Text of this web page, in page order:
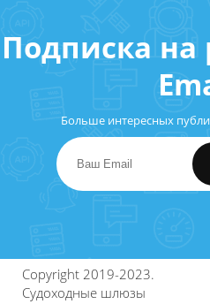
Подписка на
Больше интересных
Copyright 2019-2023.
Судоходные шлюзы